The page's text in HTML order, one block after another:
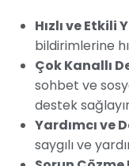
Hızlı ve Etkili
bildirimlerine
Çok Kanallı
sohbet ve
destek
Yardımcı ve
saygılı ve